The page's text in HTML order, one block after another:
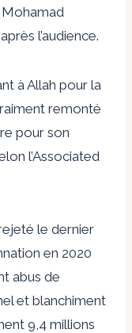
l’audience.
à Allah pour la
remonté
pour son
l’Associated
le dernier
en 2020
abus de
et blanchiment
9,4 millions